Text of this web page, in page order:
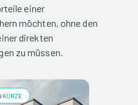
einer
möchten, ohne den
direkten
zu müssen.
KÜRZE